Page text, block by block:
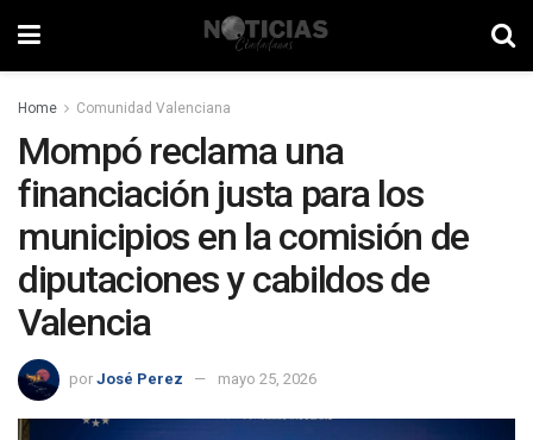
Home Comunidad Valenciana
Mompó reclama una
financiación justa para los
municipios en la comisión de
diputaciones y cabildos de
Valencia
por José Perez mayo 25, 2026